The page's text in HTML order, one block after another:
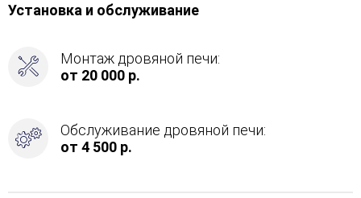
Установка и обслуживание
Монтаж дровяной печи:
от 20 000 р.
Обслуживание дровяной печи:
от 4 500 р.